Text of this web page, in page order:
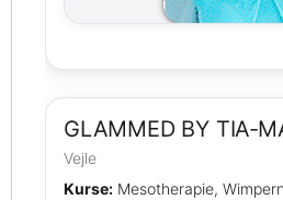
GLAMMED BY
Vejle
Kurse: Mesotherapie,